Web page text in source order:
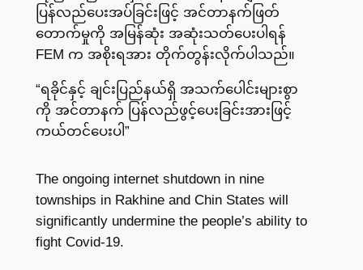
ပြန်လည်ပေးအပ်ခြင်းဖြင့် အင်တာနက်ဖြတ်
တောက်မှုကို အမြန်ဆုံး အဆုံးသတ်ပေးပါရန်
FEM က အစိုးရအား တိုက်တွန်းလိုက်ပါသည်။
“ရခိုင်နှင့် ချင်းပြည်နယ်ရှိ အသက်ပေါင်းများစွာ
ကို အင်တာနက် ပြန်လည်ဖွင့်ပေးခြင်းအားဖြင့်
ကယ်တင်ပေးပါ”
The ongoing internet shutdown in nine
townships in Rakhine and Chin States will
significantly undermine the people’s ability to
fight Covid-19.